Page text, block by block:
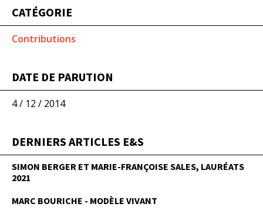
CATÉGORIE
Contributions
DATE DE PARUTION
4 / 12 / 2014
DERNIERS ARTICLES E&S
SIMON BERGER ET MARIE-FRANÇOISE SALES, LAURÉATS
2021
MARC BOURICHE - MODÈLE VIVANT